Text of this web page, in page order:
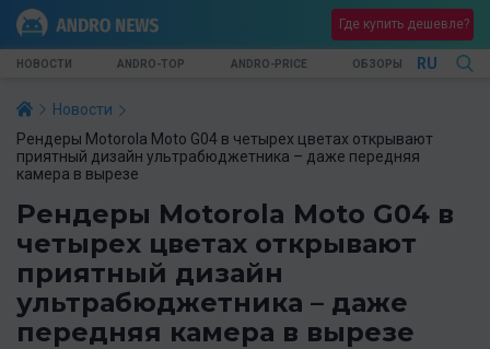
Где купить дешевле?
НОВОСТИ ANDRO-TOP ANDRO-PRICE ОБЗОРЫ RU
Новости
Рендеры Motorola Moto G04 в четырех цветах открывают
приятный дизайн ультрабюджетника – даже передняя
камера в вырезе
Рендеры Motorola Moto G04 в
четырех цветах открывают
приятный дизайн
ультрабюджетника – даже
передняя камера в вырезе